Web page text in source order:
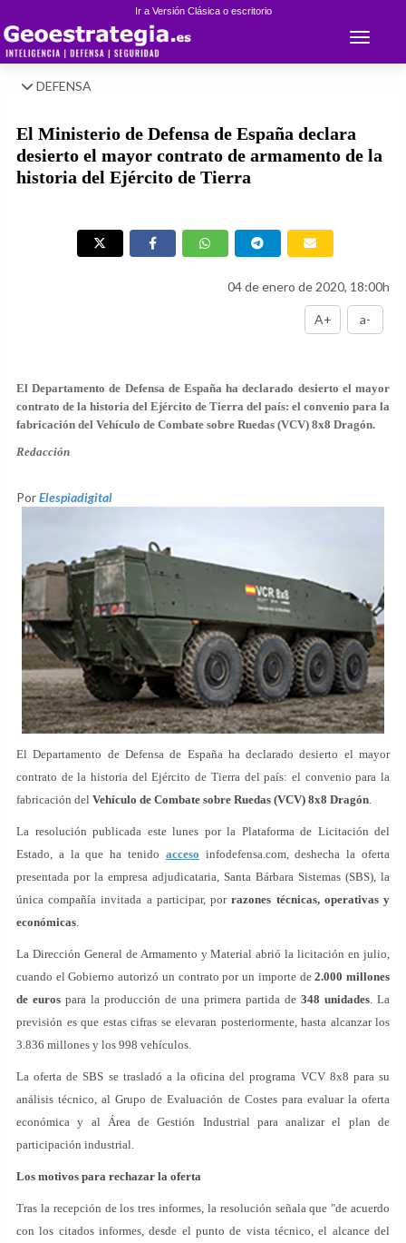
Ir a Versión Clásica o escritorio
Toggle
DEFENSA
El Ministerio de Defensa de España declara
desierto el mayor contrato de armamento de la
historia del Ejército de Tierra
04 de enero de 2020, 18:00h
A+ a-
El Departamento de Defensa de España ha declarado desierto el mayor
contrato de la historia del Ejército de Tierra del país: el convenio para la
fabricación del Vehículo de Combate sobre Ruedas (VCV) 8x8 Dragón.
Redacción
PorElespiadigital
El Departamento de Defensa de España ha declarado desierto el mayor
contrato de la historia del Ejército de Tierra del país: el convenio para la
fabricación del Vehículo de Combate sobre Ruedas (VCV) 8x8 Dragón.
La resolución publicada este lunes por la Plataforma de Licitación del
Estado, a la que ha tenido acceso infodefensa.com, deshecha la oferta
presentada por la empresa adjudicataria, Santa Bárbara Sistemas (SBS), la
única compañía invitada a participar, porrazones técnicas, operativas y
económicas.
La Dirección General de Armamento y Material abrió la licitación en julio,
cuando el Gobierno autorizó un contrato por un importe de2.000 millones
de euros para la producción de una primera partida de 348 unidades. La
previsión es que estas cifras se elevaran posteriormente, hasta alcanzar los
3.836 millones y los 998 vehículos.
La oferta de SBS se trasladó a la oficina del programa VCV 8x8 para su
análisis técnico, al Grupo de Evaluación de Costes para evaluar la oferta
económica y al Área de Gestión Industrial para analizar el plan de
participación industrial.
Los motivos para rechazar la oferta
Tras la recepción de los tres informes, la resolución señala que "de acuerdo
con los citados informes, desde el punto de vista técnico, el alcance del